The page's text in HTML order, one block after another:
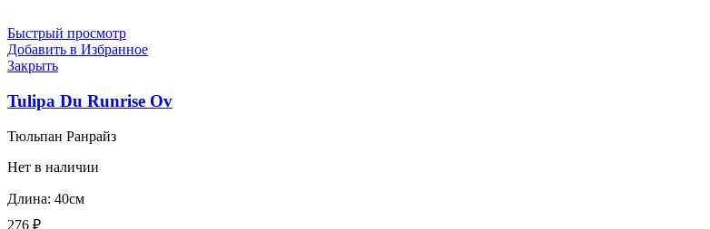
Быстрый просмотр
Добавить в Избранное
Закрыть
Tulipa Du Runrise Ov
Тюльпан Ранрайз
Нет в наличии
Длина: 40см
276 ₽